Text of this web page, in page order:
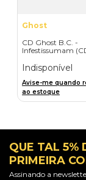
Ghost
CD Ghost B.C. -
Infestissumam
Indisponível
Avise-me quando
ao estoque
QUE TAL 5%
PRIMEIRA
Assinando a